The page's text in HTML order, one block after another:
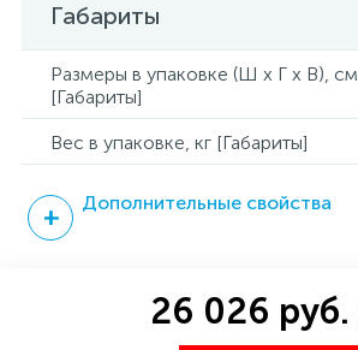
Габариты
Размеры в упаковке (Ш x Г x В), см
[Габариты]
Вес в упаковке, кг [Габариты]
Дополнительные свойства
26 026 руб.